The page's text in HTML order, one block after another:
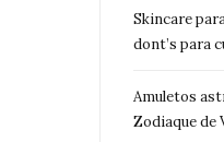
Skincare
dont’s para
Amuletos
Zodiaque de